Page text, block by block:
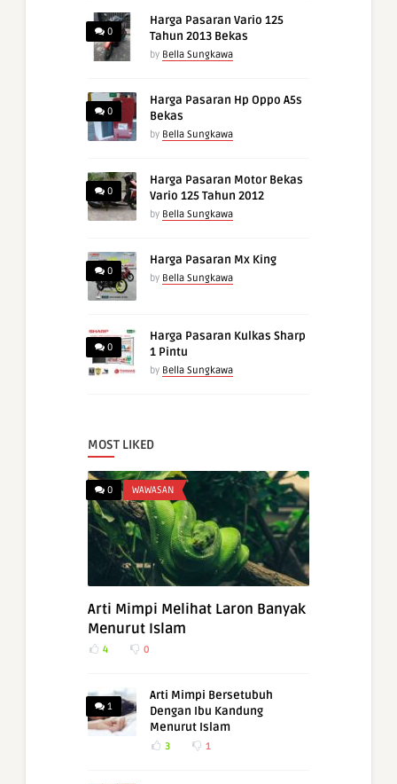
0
Harga Pasaran Vario 125
Tahun 2013 Bekas
by Bella Sungkawa
0
Harga Pasaran Hp Oppo A5s
Bekas
by Bella Sungkawa
0
Harga Pasaran Motor Bekas
Vario 125 Tahun 2012
by Bella Sungkawa
0
Harga Pasaran Mx King
by Bella Sungkawa
0
Harga Pasaran Kulkas Sharp
1 Pintu
by Bella Sungkawa
MOST LIKED
0 WAWASAN
Arti Mimpi Melihat Laron Banyak
Menurut Islam
4 0
1
Arti Mimpi Bersetubuh
Dengan Ibu Kandung
Menurut Islam
3 1